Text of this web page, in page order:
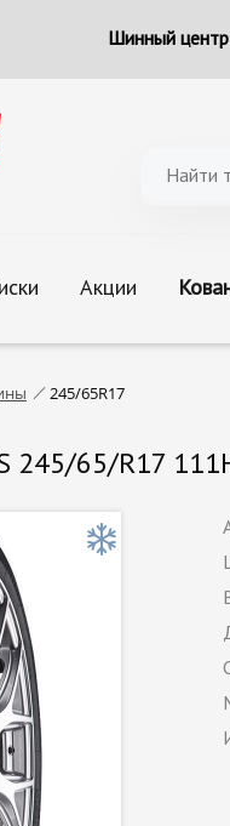
Шинный
Акции
245/65R17
245/65/R17